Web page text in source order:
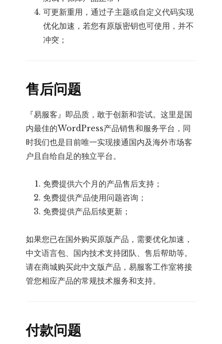
可更新重用，通过子主题或自定义代码实现
优化加速，若您有原版密钥也可使用，并不
冲突；
售后问题
『易服客』即品质，敢于创新和尝试。这里是国
内最佳的WordPress产品销售和服务平台，同
时我们也是目前唯一实现接通国内及海外市场客
户且自给自足的独立平台。
免费提供六个月的产品售后支持；
免费提供产品使用问题咨询；
免费提供产品后续更新；
如果您已在国外购买原版产品，需要优化加速，
中文语言包、国内技术支持团队、售后帮助等。
请在商城购买此中文版产品，易服客工作室将接
管您相应产品的常规技术服务和支持。
付款问题